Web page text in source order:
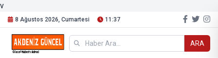
v
8 Ağustos 2026, Cumartesi 11:37
ARA